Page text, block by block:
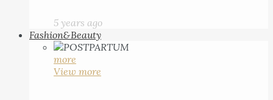
5 years ago
Fashion&Beauty
more
View more